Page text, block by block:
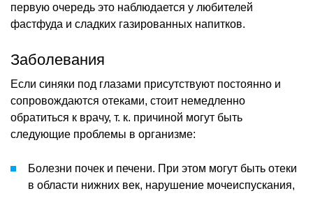
первую очередь это наблюдается у любителей
фастфуда и сладких газированных напитков.
Заболевания
Если синяки под глазами присутствуют постоянно и
сопровождаются отеками, стоит немедленно
обратиться к врачу, т. к. причиной могут быть
следующие проблемы в организме:
Болезни почек и печени. При этом могут быть отеки
в области нижних век, нарушение мочеиспускания,